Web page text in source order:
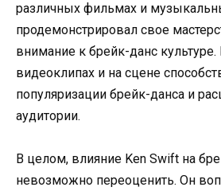
различных фильмах и
продемонстрировал свое
внимание к брейк-данс культуре.
видеоклипах и на сцене
популяризации брейк-данса и
аудитории.
В целом, влияние Ken Swift на
невозможно переоценить. Он